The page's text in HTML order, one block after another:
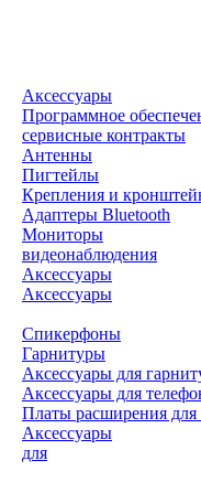
Аксессуары
Программное
сервисные контракты
Антенны
Пигтейлы
Крепления и
Адаптеры Bluetooth
Мониторы
видеонаблюдения
Аксессуары
Аксессуары
Спикерфоны
Гарнитуры
Аксессуары для
Аксессуары для
Платы расширения
Аксессуары
для
интерактивного